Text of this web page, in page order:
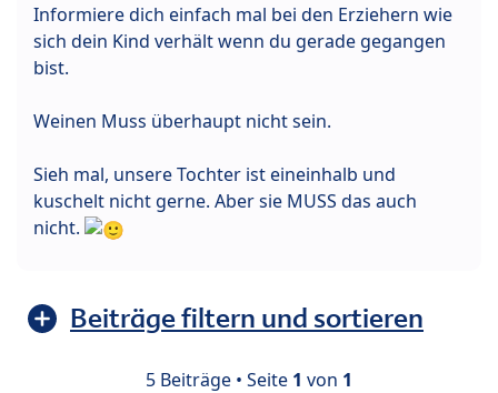
Informiere dich einfach mal bei den Erziehern wie
sich dein Kind verhält wenn du gerade gegangen
bist.
Weinen Muss überhaupt nicht sein.
Sieh mal, unsere Tochter ist eineinhalb und
kuschelt nicht gerne. Aber sie MUSS das auch
nicht.
Beiträge filtern und sortieren
5 Beiträge • Seite 1 von 1